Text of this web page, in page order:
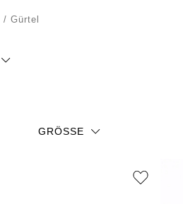
/ Gürtel
GRÖSSE